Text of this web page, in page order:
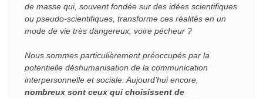
de masse qui, souvent fondée sur des idées scientifiques
ou pseudo-scientifiques, transforme ces réalités en un
mode de vie très dangereux, voire pécheur ?
Nous sommes particulièrement préoccupés par la
potentielle déshumanisation de la communication
interpersonnelle et sociale. Aujourd’hui encore,
nombreux sont ceux qui choisissent de